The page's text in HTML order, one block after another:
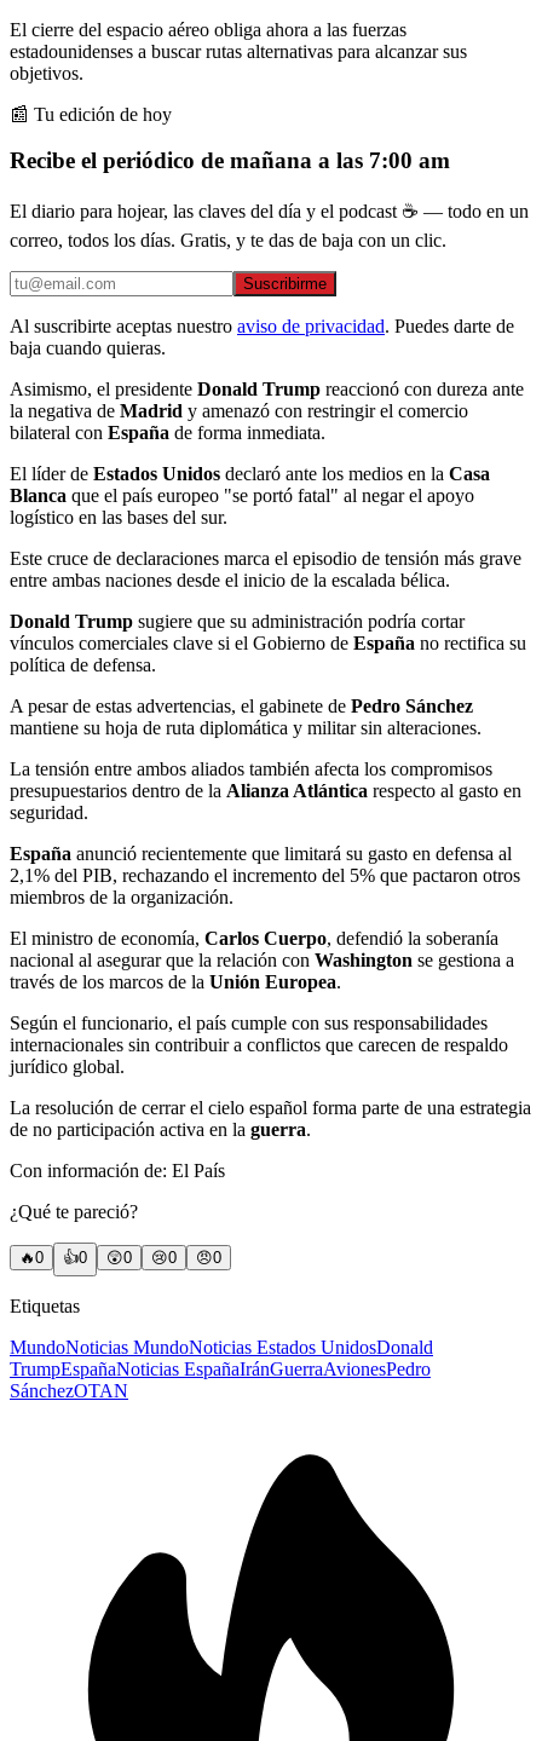
El cierre del espacio aéreo obliga ahora a las fuerzas
estadounidenses a buscar rutas alternativas para alcanzar sus
objetivos.
📰 Tu edición de hoy
Recibe el periódico de mañana a las 7:00 am
El diario para hojear, las claves del día y el podcast ☕ — todo en un
correo, todos los días. Gratis, y te das de baja con un clic.
Suscribirme
Al suscribirte aceptas nuestro aviso de privacidad. Puedes darte de
baja cuando quieras.
Asimismo, el presidente Donald Trump reaccionó con dureza ante
la negativa de Madrid y amenazó con restringir el comercio
bilateral con España de forma inmediata.
El líder de Estados Unidos declaró ante los medios en la Casa
Blanca que el país europeo "se portó fatal" al negar el apoyo
logístico en las bases del sur.
Este cruce de declaraciones marca el episodio de tensión más grave
entre ambas naciones desde el inicio de la escalada bélica.
Donald Trump sugiere que su administración podría cortar
vínculos comerciales clave si el Gobierno de España no rectifica su
política de defensa.
A pesar de estas advertencias, el gabinete de Pedro Sánchez
mantiene su hoja de ruta diplomática y militar sin alteraciones.
La tensión entre ambos aliados también afecta los compromisos
presupuestarios dentro de la Alianza Atlántica respecto al gasto en
seguridad.
España anunció recientemente que limitará su gasto en defensa al
2,1% del PIB, rechazando el incremento del 5% que pactaron otros
miembros de la organización.
El ministro de economía, Carlos Cuerpo, defendió la soberanía
nacional al asegurar que la relación con Washington se gestiona a
través de los marcos de la Unión Europea.
Según el funcionario, el país cumple con sus responsabilidades
internacionales sin contribuir a conflictos que carecen de respaldo
jurídico global.
La resolución de cerrar el cielo español forma parte de una estrategia
de no participación activa en la guerra.
Con información de: El País
¿Qué te pareció?
🔥0 👍0 😲0 😢0 😠0
Etiquetas
MundoNoticias MundoNoticias Estados UnidosDonald
TrumpEspañaNoticias EspañaIránGuerraAvionesPedro
SánchezOTAN